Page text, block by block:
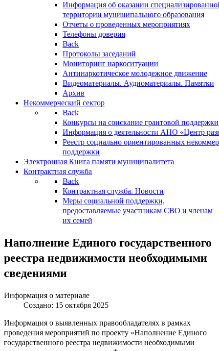
Информация об оказании
территории муниципального образования
Отчеты о проведенных мероприятиях
Телефоны доверия
Back
Протоколы заседаний
Мониторинг наркоситуации
Антинаркотическое молодежное движение
Видеоматериалы. Аудиоматериалы. Памятки
Архив
Некоммерческий сектор
Back
Конкурсы на соискание грантовой поддержки
Информация о деятельности АНО «Центр
Реестр социально ориентированных
поддержки
Электронная Книга памяти муниципалитета
Контрактная служба
Back
Контрактная служба. Новости
Меры социальной поддержки,
предоставляемые участникам СВО и членам
их семей
Наполнение Единого государственного
реестра недвижимости необходимыми
сведениями
Информация о материале
Создано: 15 октября 2025
Информация о выявленных правообладателях в рамках
проведения мероприятий по проекту «Наполнение Единого
государственного реестра недвижимости необходимыми